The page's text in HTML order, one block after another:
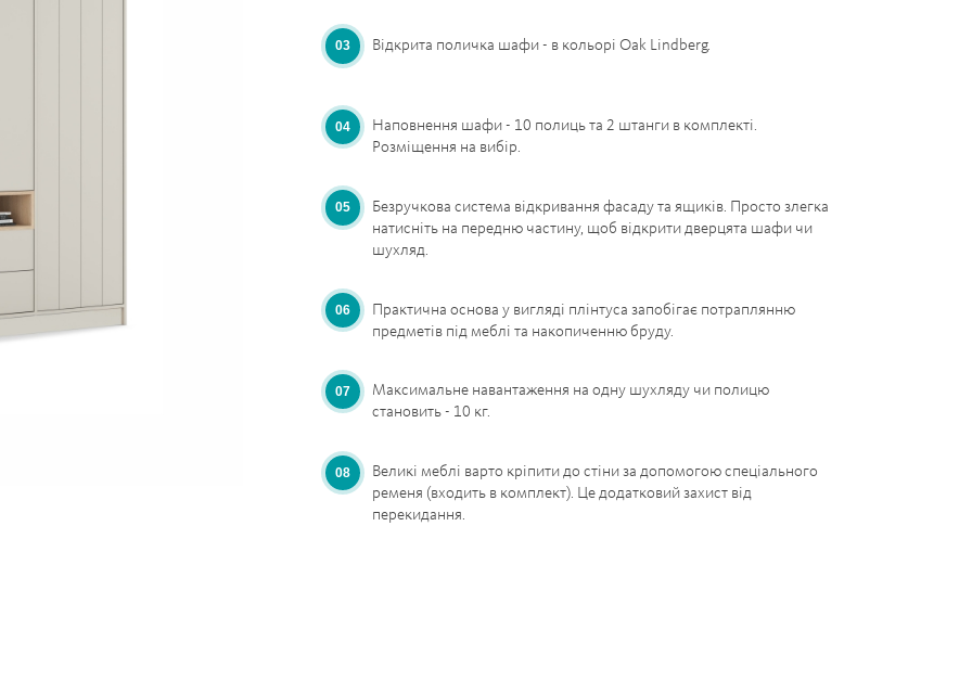
Відкрита поличка шафи - в кольорі Oak Lindberg.
Наповнення шафи - 10 полиць та 2 штанги в комплекті.
Розміщення на вибір.
Безручкова система відкривання фасаду та ящиків. Просто злегка
натисніть на передню частину, щоб відкрити дверцята шафи чи
шухляд.
Практична основа у вигляді плінтуса запобігає потраплянню
предметів під меблі та накопиченню бруду.
Максимальне навантаження на одну шухляду чи полицю
становить - 10 кг.
Великі меблі варто кріпити до стіни за допомогою спеціального
ременя (входить в комплект). Це додатковий захист від
перекидання.